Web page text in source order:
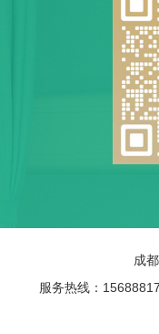
成
服务热线：